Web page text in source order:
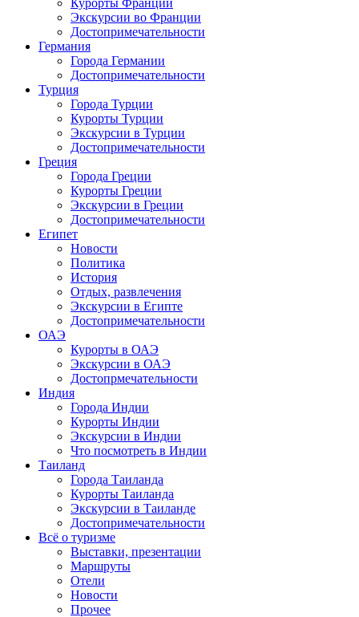
Курорты Франции
Экскурсии во Франции
Достопримечательности
Германия
Города Германии
Достопримечательности
Турция
Города Турции
Курорты Турции
Экскурсии в Турции
Достопримечательности
Греция
Города Греции
Курорты Греции
Экскурсии в Греции
Достопримечательности
Египет
Новости
Политика
История
Отдых, развлечения
Экскурсии в Египте
Достопримечательности
ОАЭ
Курорты в ОАЭ
Экскурсии в ОАЭ
Достопрмечательности
Индия
Города Индии
Курорты Индии
Экскурсии в Индии
Что посмотреть в Индии
Таиланд
Города Таиланда
Курорты Таиланда
Экскурсии в Таиланде
Достопримечательности
Всё о туризме
Выставки, презентации
Маршруты
Отели
Новости
Прочее